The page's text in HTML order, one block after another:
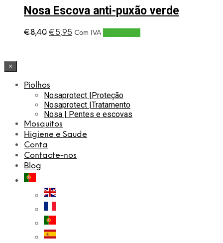
Nosa Escova anti-puxão verde
€8,40 O
€5,95 O
Com IVA
×
Piolhos
Nosaprotect |Proteção
Nosaprotect |Tratamento
Nosa | Pentes e escovas
Mosquitos
Higiene e Saude
Conta
Contacte-nos
Blog